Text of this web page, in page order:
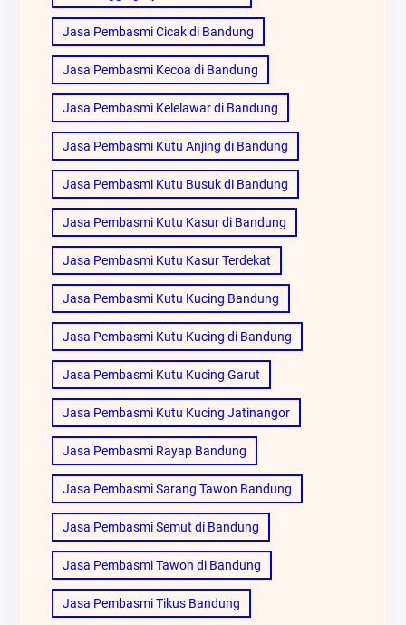
Jasa Pembasmi Cicak di Bandung
Jasa Pembasmi Kecoa di Bandung
Jasa Pembasmi Kelelawar di Bandung
Jasa Pembasmi Kutu Anjing di Bandung
Jasa Pembasmi Kutu Busuk di Bandung
Jasa Pembasmi Kutu Kasur di Bandung
Jasa Pembasmi Kutu Kasur Terdekat
Jasa Pembasmi Kutu Kucing Bandung
Jasa Pembasmi Kutu Kucing di Bandung
Jasa Pembasmi Kutu Kucing Garut
Jasa Pembasmi Kutu Kucing Jatinangor
Jasa Pembasmi Rayap Bandung
Jasa Pembasmi Sarang Tawon Bandung
Jasa Pembasmi Semut di Bandung
Jasa Pembasmi Tawon di Bandung
Jasa Pembasmi Tikus Bandung